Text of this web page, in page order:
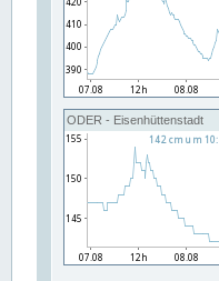
ODER - Eisenhüttenstadt